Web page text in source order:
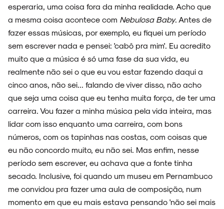
esperaria, uma coisa fora da minha realidade. Acho que
a mesma coisa acontece com Nebulosa Baby. Antes de
fazer essas músicas, por exemplo, eu fiquei um período
sem escrever nada e pensei: 'cabô pra mim'. Eu acredito
muito que a música é só uma fase da sua vida, eu
realmente não sei o que eu vou estar fazendo daqui a
cinco anos, não sei... falando de viver disso, não acho
que seja uma coisa que eu tenha muita força, de ter uma
carreira. Vou fazer a minha música pela vida inteira, mas
lidar com isso enquanto uma carreira, com bons
números, com os tapinhas nas costas, com coisas que
eu não concordo muito, eu não sei. Mas enfim, nesse
período sem escrever, eu achava que a fonte tinha
secado. Inclusive, foi quando um museu em Pernambuco
me convidou pra fazer uma aula de composição, num
momento em que eu mais estava pensando 'não sei mais